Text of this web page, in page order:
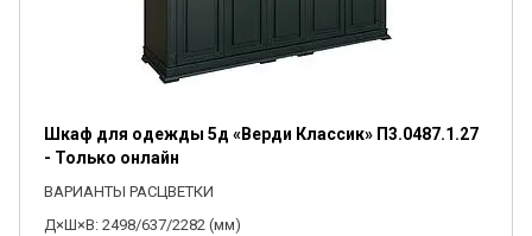
Шкаф для одежды 5д «Верди Классик» П3.0487.1.27
- Только онлайн
ВАРИАНТЫ РАСЦВЕТКИ
Д×Ш×В: 2498/637/2282 (мм)